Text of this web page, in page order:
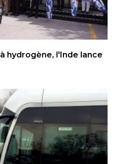
hydrogène, l'Inde lance